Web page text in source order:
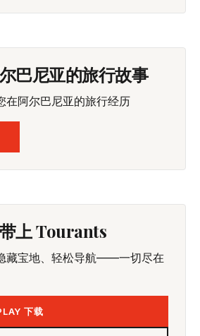
巴尼亚的旅行故事
在阿尔巴尼亚的旅行经历
上 Tourants
藏宝地、轻松导航——一切尽在
下载